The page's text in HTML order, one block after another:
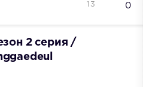
0
13
2 серия /